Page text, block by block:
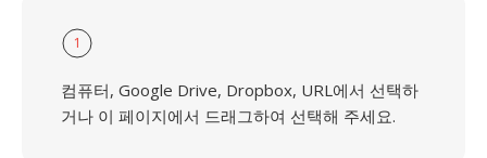
1
컴퓨터, Google Drive, Dropbox, URL에서 선택하
거나 이 페이지에서 드래그하여 선택해 주세요.